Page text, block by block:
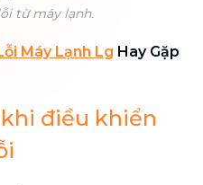
từ máy lạnh.
Máy Lạnh Lg Hay Gặp
điều khiển